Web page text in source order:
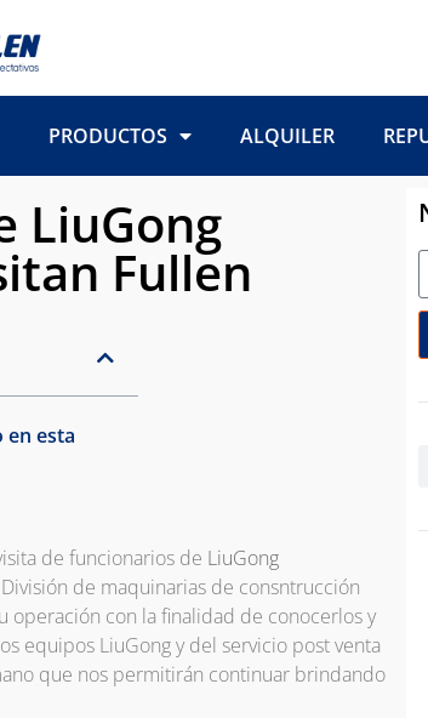
PRODUCTOS ALQUILER
LiuGong
Fullen
en esta
de funcionarios de LiuGong
de maquinarias de consntrucción
operación con la finalidad de conocerlos y
equipos LiuGong y del servicio post venta
que nos permitirán continuar brindando